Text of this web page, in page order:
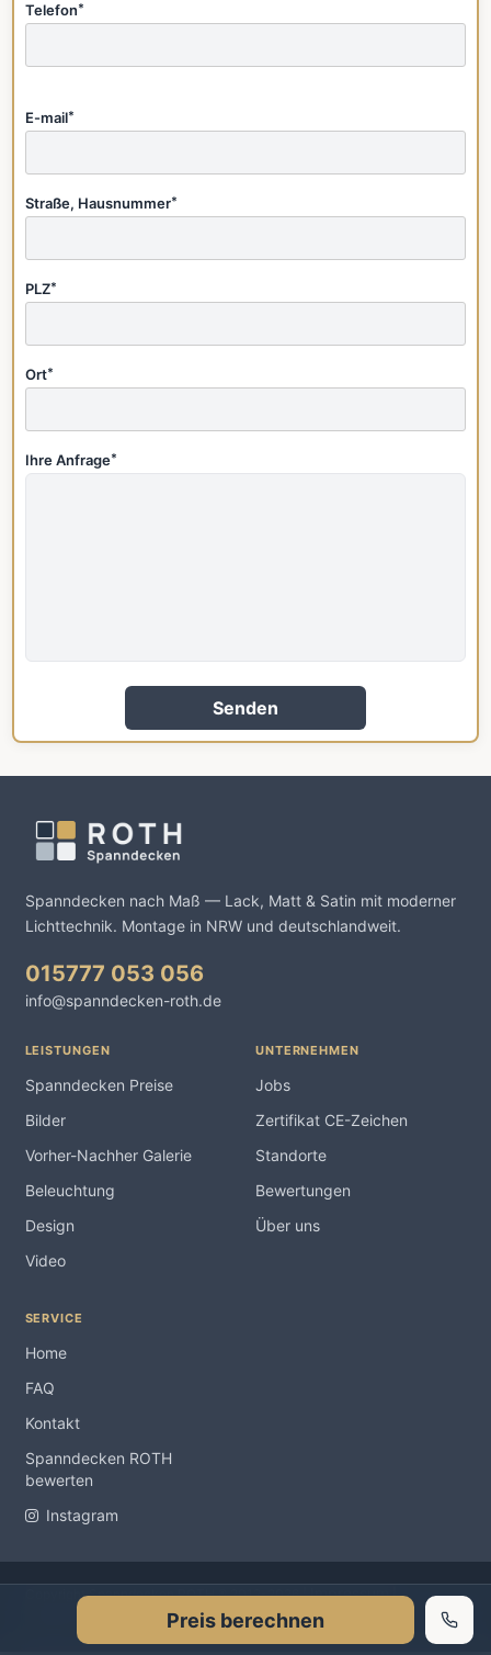
Telefon*
E-mail*
Straße, Hausnummer*
PLZ*
Ort*
Ihre Anfrage*
Senden
Spanndecken nach Maß — Lack, Matt & Satin mit moderner
Lichttechnik. Montage in NRW und deutschlandweit.
015777 053 056
info@spanndecken-roth.de
LEISTUNGEN
Spanndecken Preise
Bilder
Vorher-Nachher Galerie
Beleuchtung
Design
Video
UNTERNEHMEN
Jobs
Zertifikat CE-Zeichen
Standorte
Bewertungen
Über uns
SERVICE
Home
FAQ
Kontakt
Spanndecken ROTH
bewerten
Instagram
Copyright Spanndecken ROTH ® 2012-2026 |Impressum|
DatenschutzerklärungPreis berechnen